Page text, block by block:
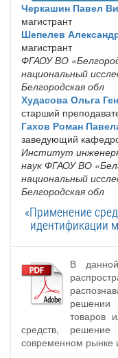
Черкашин Павел
магистрант
Шепелев
магистрант
ФГАОУ ВО
национальный
Белгородская обл
Худасова Ольга
старший
Гахов Роман
заведующий
Институт
наук ФГАОУ ВО
национальный
Белгородская обл
«Применение
идентификации
В
решении
товаров
средств,
современном рынке